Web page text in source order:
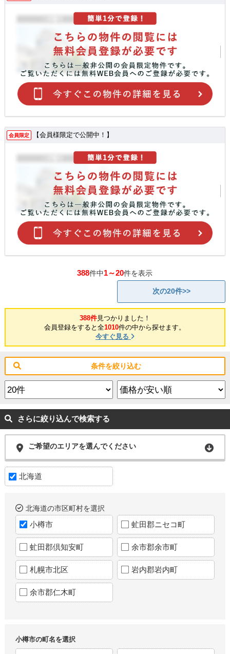
会員限定 【会員様限定で公開中！】
388件中1～20件を表示
次の20件>>
388件見つかりました！
会員登録をすると全1010件の中から探せます。
今すぐ見る
条件を絞り込む
さらに絞り込んで検索する
ご希望のエリアを選んでください
北海道
北海道の市区町村を選択
小樽市 虻田郡ニセコ町
虻田郡倶知安町 余市郡余市町
札幌市北区 岩内郡岩内町
余市郡仁木町
小樽市の町名を選択